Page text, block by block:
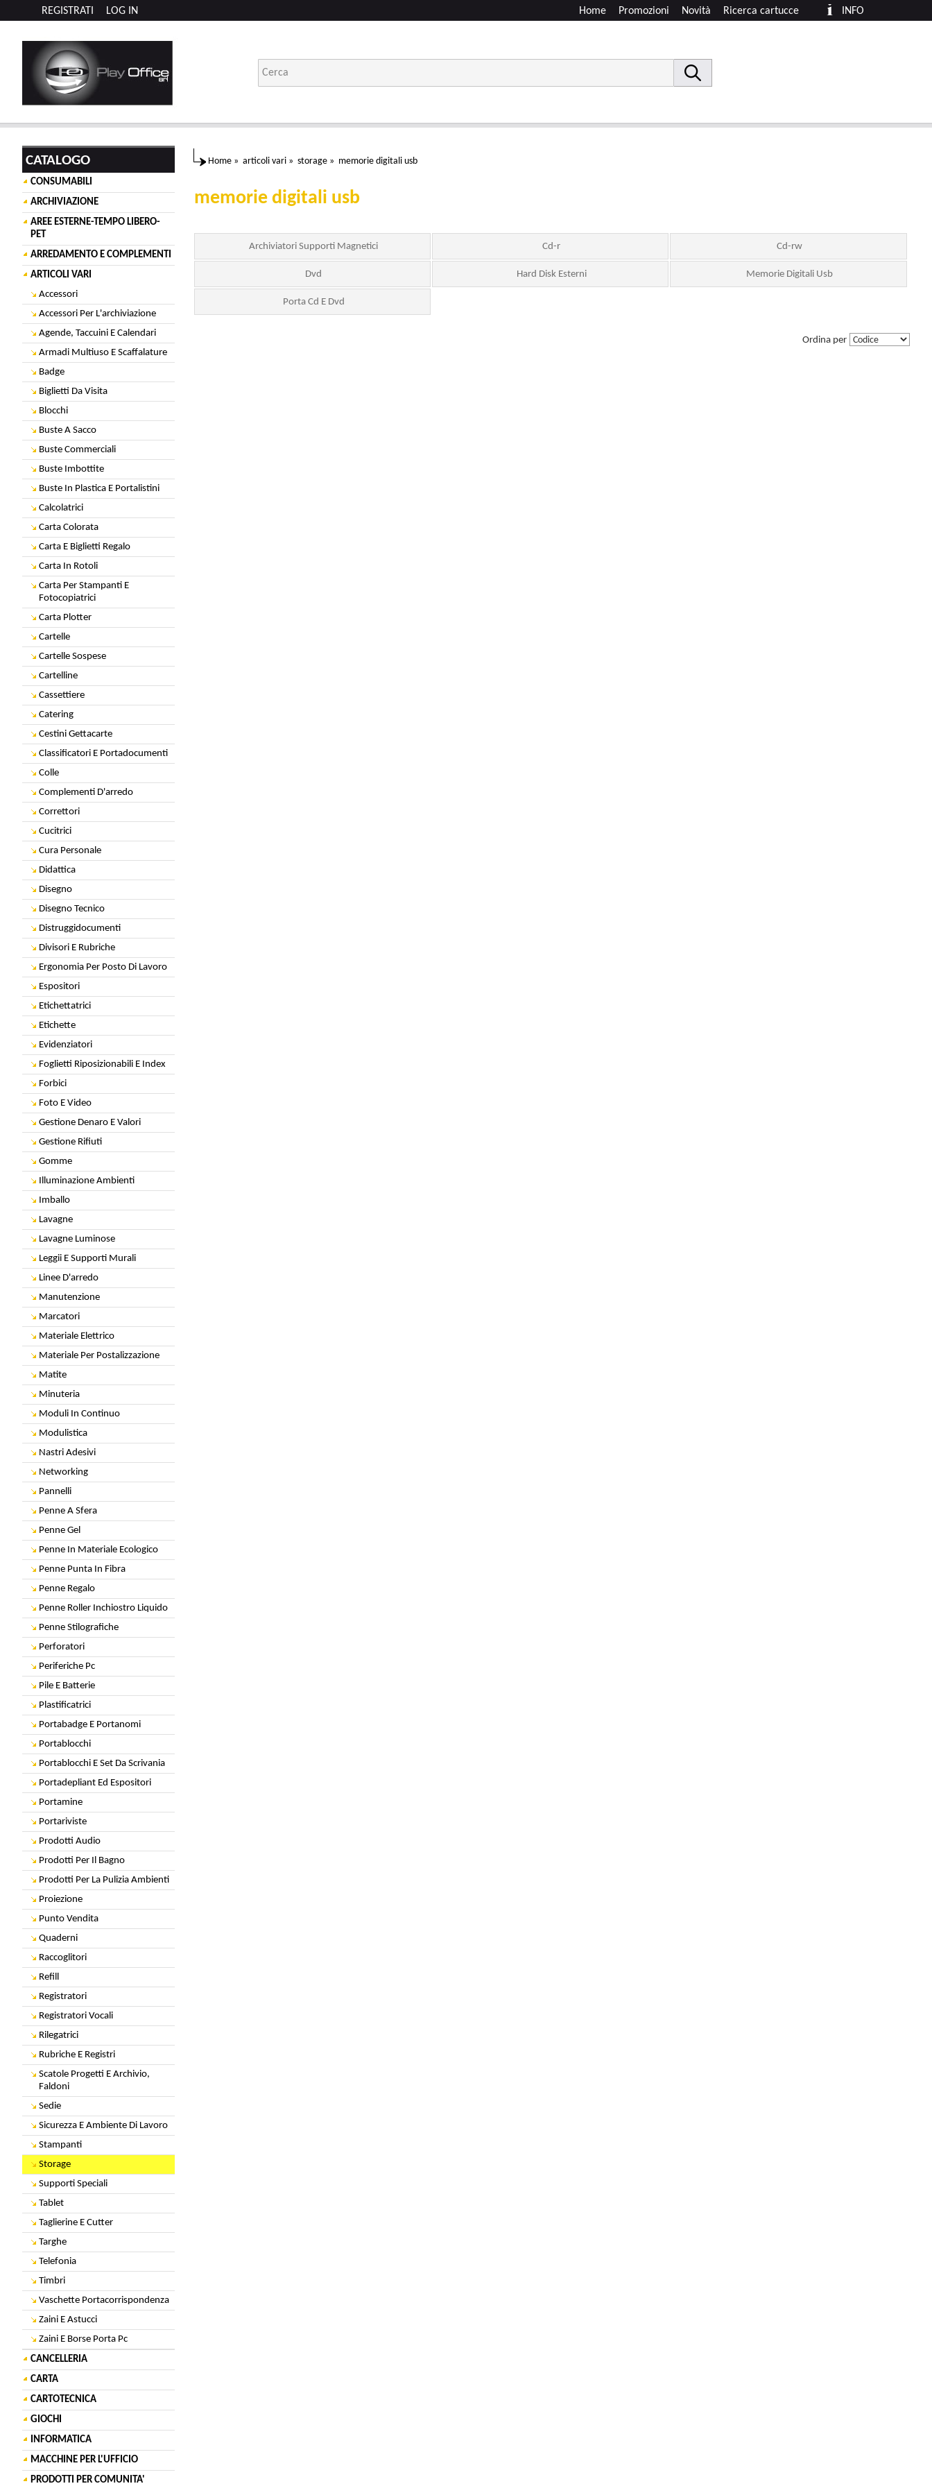
LOG IN
REGISTRATI INFO
Ricerca cartucce
Novità
Promozioni
Home
CATALOGO
CONSUMABILI
ARCHIVIAZIONE
AREE ESTERNE-TEMPO LIBERO-
PET
ARREDAMENTO E COMPLEMENTI
ARTICOLI VARI
Accessori
Accessori Per L'archiviazione
Agende, Taccuini E Calendari
Armadi Multiuso E Scaffalature
Badge
Biglietti Da Visita
Blocchi
Buste A Sacco
Buste Commerciali
Buste Imbottite
Buste In Plastica E Portalistini
Calcolatrici
Carta Colorata
Carta E Biglietti Regalo
Carta In Rotoli
Carta Per Stampanti E
Fotocopiatrici
Carta Plotter
Cartelle
Cartelle Sospese
Cartelline
Cassettiere
Catering
Cestini Gettacarte
Classificatori E Portadocumenti
Colle
Complementi D'arredo
Correttori
Cucitrici
Cura Personale
Didattica
Disegno
Disegno Tecnico
Distruggidocumenti
Divisori E Rubriche
Ergonomia Per Posto Di Lavoro
Espositori
Etichettatrici
Etichette
Evidenziatori
Foglietti Riposizionabili E Index
Forbici
Foto E Video
Gestione Denaro E Valori
Gestione Rifiuti
Gomme
Illuminazione Ambienti
Imballo
Lavagne
Lavagne Luminose
Leggii E Supporti Murali
Linee D'arredo
Manutenzione
Marcatori
Materiale Elettrico
Materiale Per Postalizzazione
Matite
Minuteria
Moduli In Continuo
Modulistica
Nastri Adesivi
Networking
Pannelli
Penne A Sfera
Penne Gel
Penne In Materiale Ecologico
Penne Punta In Fibra
Penne Regalo
Penne Roller Inchiostro Liquido
Penne Stilografiche
Perforatori
Periferiche Pc
Pile E Batterie
Plastificatrici
Portabadge E Portanomi
Portablocchi
Portablocchi E Set Da Scrivania
Portadepliant Ed Espositori
Portamine
Portariviste
Prodotti Audio
Prodotti Per Il Bagno
Prodotti Per La Pulizia Ambienti
Proiezione
Punto Vendita
Quaderni
Raccoglitori
Refill
Registratori
Registratori Vocali
Rilegatrici
Rubriche E Registri
Scatole Progetti E Archivio,
Faldoni
Sedie
Sicurezza E Ambiente Di Lavoro
Stampanti
Storage
Supporti Speciali
Tablet
Taglierine E Cutter
Targhe
Telefonia
Timbri
Vaschette Portacorrispondenza
Zaini E Astucci
Zaini E Borse Porta Pc
CANCELLERIA
CARTA
CARTOTECNICA
GIOCHI
INFORMATICA
MACCHINE PER L'UFFICIO
PRODOTTI PER COMUNITA'
Home » articoli vari » storage » memorie digitali usb
memorie digitali usb
Archiviatori Supporti Magnetici Cd-r Cd-rw
Dvd Hard Disk Esterni Memorie Digitali Usb
Porta Cd E Dvd
Ordina per